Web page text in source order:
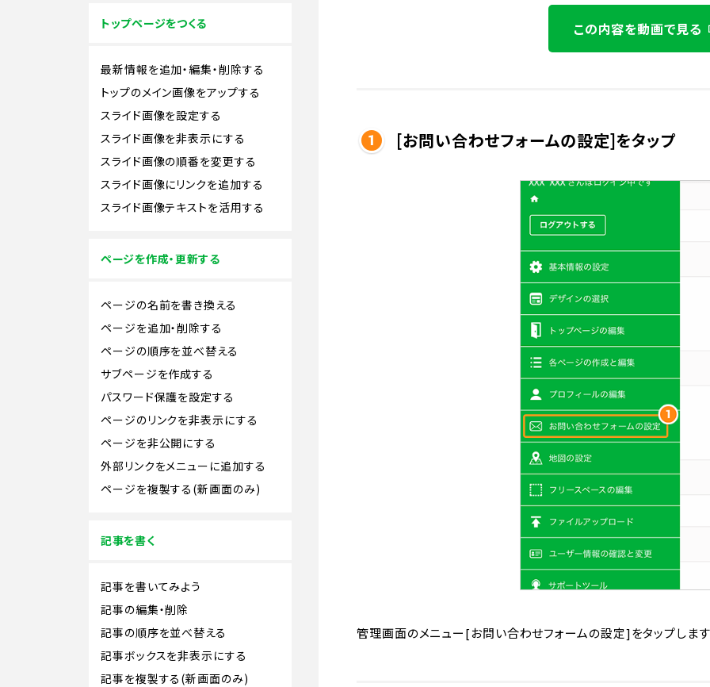
この内容を動画で見る
[お問い合わせフォームの設定]をタップ
管理画面のメニュー[お問い合わせフォームの設定]をタップします
トップページをつくる
最新情報を追加・編集・削除する
トップのメイン画像をアップする
スライド画像を設定する
スライド画像を非表示にする
スライド画像の順番を変更する
スライド画像にリンクを追加する
スライド画像テキストを活用する
ページを作成・更新する
ページの名前を書き換える
ページを追加・削除する
ページの順序を並べ替える
サブページを作成する
パスワード保護を設定する
ページのリンクを非表示にする
ページを非公開にする
外部リンクをメニューに追加する
ページを複製する(新画面のみ)
記事を書く
記事を書いてみよう
記事の編集・削除
記事の順序を並べ替える
記事ボックスを非表示にする
記事を複製する(新画面のみ)